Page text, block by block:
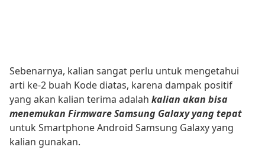
Sebenarnya, kalian sangat perlu untuk mengetahui
arti ke-2 buah Kode diatas, karena dampak positif
yang akan kalian terima adalah kalian akan bisa
menemukan Firmware Samsung Galaxy yang tepat
untuk Smartphone Android Samsung Galaxy yang
kalian gunakan.